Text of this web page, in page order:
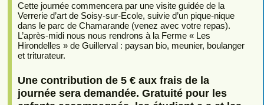
Cette journée commencera par une visite guidée de la
Verrerie d’art de Soisy-sur-Ecole, suivie d’un pique-nique
dans le parc de Chamarande (venez avec votre repas).
L’après-midi nous nous rendrons à la Ferme « Les
Hirondelles » de Guillerval : paysan bio, meunier, boulanger
et triturateur.
Une contribution de 5 € aux frais de la
journée sera demandée. Gratuité pour les